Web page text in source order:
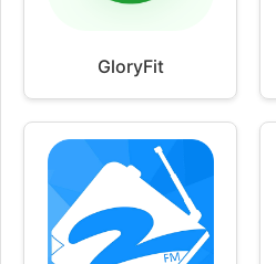
GloryFit